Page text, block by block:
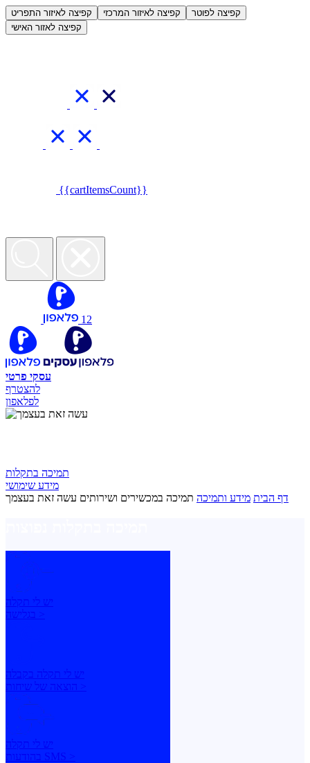
קפיצה לאיזור התפריט קפיצה לאיזור המרכזי
קפיצה לפוטר
קפיצה לאזור האישי
{{cartItemsCount}}
12
עסקי פרטי
להצטרף
לפלאפון
תמיכה בתקלות
מידע שימושי
דף הבית מידע ותמיכה תמיכה במכשירים ושירותים עשה זאת בעצמך
יש לי תקלה
בגלישה >
יש לי תקלה בקבלה
הוצאה של שיחות >
יש לי תקלה
בהודעות SMS >